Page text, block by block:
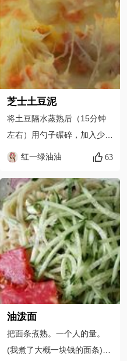
芝士土豆泥
将土豆隔水蒸熟后（15分钟
左右）用勺子碾碎，加入少量
的盐、糖和切碎的王中王香肠
红一绿油油 63
油泼面
把面条煮熟。一个人的量。
(我煮了大概一块钱的面条)捞